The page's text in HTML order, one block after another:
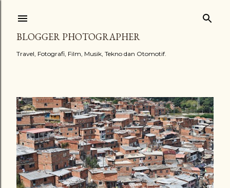
BLOGGER PHOTOGRAPHER
Travel, Fotografi, Film, Musik, Tekno dan Otomotif.
Postingan